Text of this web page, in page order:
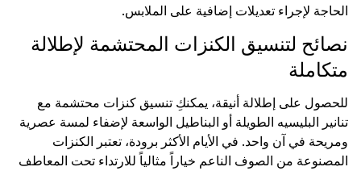
الحاجة لإجراء تعديلات إضافية على الملابس.
نصائح لتنسيق الكنزات المحتشمة لإطلالة
متكاملة
للحصول على إطلالة أنيقة، يمكنكِ تنسيق كنزات محتشمة مع
تنانير البليسيه الطويلة أو البناطيل الواسعة لإضفاء لمسة عصرية
ومريحة في آن واحد. في الأيام الأكثر برودة، تعتبر الكنزات
المصنوعة من الصوف الناعم خياراً مثالياً للارتداء تحت المعاطف